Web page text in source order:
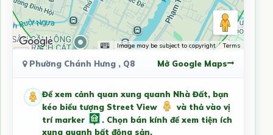
Image may be subject to copyright Terms
Phường Chánh Hưng , Q8 Mở Google Maps
Để xem cảnh quan xung quanh Nhà Đất, bạn
kéo biểu tượng Street View
và thả vào vị
trí marker
. Chọn bán kính để xem tiện ích
xung quanh bất động sản.